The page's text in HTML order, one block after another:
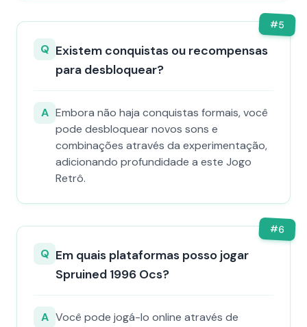
#5
Q Existem conquistas ou recompensas
para desbloquear?
A Embora não haja conquistas formais, você
pode desbloquear novos sons e
combinações através da experimentação,
adicionando profundidade a este Jogo
Retrô.
#6
Q Em quais plataformas posso jogar
Spruined 1996 Ocs​?
A Você pode jogá-lo online através de